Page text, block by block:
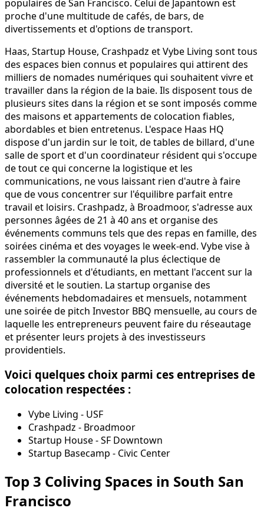
populaires de San Francisco. Celui de Japantown est
proche d'une multitude de cafés, de bars, de
divertissements et d'options de transport.
Haas, Startup House, Crashpadz et Vybe Living sont tous
des espaces bien connus et populaires qui attirent des
milliers de nomades numériques qui souhaitent vivre et
travailler dans la région de la baie. Ils disposent tous de
plusieurs sites dans la région et se sont imposés comme
des maisons et appartements de colocation fiables,
abordables et bien entretenus. L'espace Haas HQ
dispose d'un jardin sur le toit, de tables de billard, d'une
salle de sport et d'un coordinateur résident qui s'occupe
de tout ce qui concerne la logistique et les
communications, ne vous laissant rien d'autre à faire
que de vous concentrer sur l'équilibre parfait entre
travail et loisirs. Crashpadz, à Broadmoor, s'adresse aux
personnes âgées de 21 à 40 ans et organise des
événements communs tels que des repas en famille, des
soirées cinéma et des voyages le week-end. Vybe vise à
rassembler la communauté la plus éclectique de
professionnels et d'étudiants, en mettant l'accent sur la
diversité et le soutien. La startup organise des
événements hebdomadaires et mensuels, notamment
une soirée de pitch Investor BBQ mensuelle, au cours de
laquelle les entrepreneurs peuvent faire du réseautage
et présenter leurs projets à des investisseurs
providentiels.
Voici quelques choix parmi ces entreprises de
colocation respectées :
Vybe Living - USF
Crashpadz - Broadmoor
Startup House - SF Downtown
Startup Basecamp - Civic Center
Top 3 Coliving Spaces in South San
Francisco